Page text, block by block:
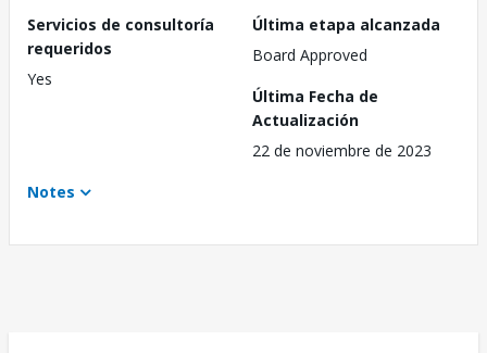
Servicios de consultoría
requeridos
Yes
Última etapa alcanzada
Board Approved
Última Fecha de
Actualización
22 de noviembre de 2023
Notes